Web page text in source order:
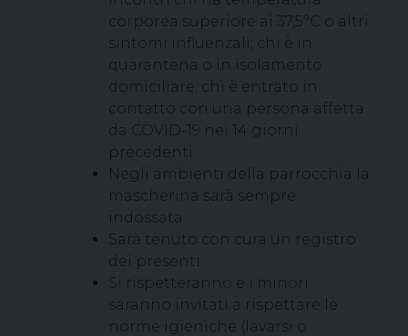
corporea superiore ai 37,5°C o altri
sintomi influenzali; chi è in
quarantena o in isolamento
domiciliare; chi è entrato in
contatto con una persona affetta
da COVID-19 nei 14 giorni
precedenti.
Negli ambienti della parrocchia la
mascherina sarà sempre
indossata.
Sarà tenuto con cura un registro
dei presenti.
Si rispetteranno e i minori
saranno invitati a rispettare le
norme igieniche (lavarsi o